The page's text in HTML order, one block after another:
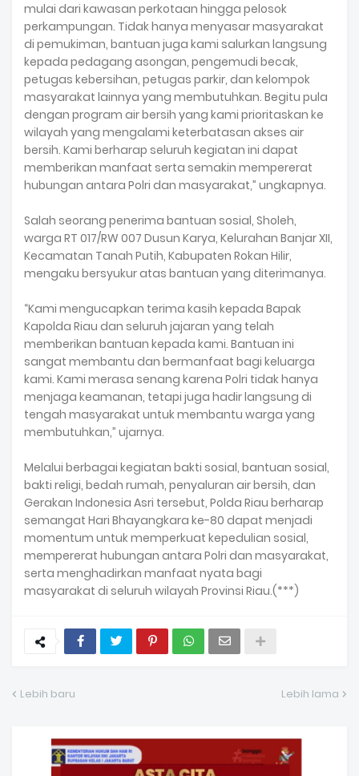
mulai dari kawasan perkotaan hingga pelosok
perkampungan. Tidak hanya menyasar masyarakat
di pemukiman, bantuan juga kami salurkan langsung
kepada pedagang asongan, pengemudi becak,
petugas kebersihan, petugas parkir, dan kelompok
masyarakat lainnya yang membutuhkan. Begitu pula
dengan program air bersih yang kami prioritaskan ke
wilayah yang mengalami keterbatasan akses air
bersih. Kami berharap seluruh kegiatan ini dapat
memberikan manfaat serta semakin mempererat
hubungan antara Polri dan masyarakat,” ungkapnya.
Salah seorang penerima bantuan sosial, Sholeh,
warga RT 017/RW 007 Dusun Karya, Kelurahan Banjar XII,
Kecamatan Tanah Putih, Kabupaten Rokan Hilir,
mengaku bersyukur atas bantuan yang diterimanya.
“Kami mengucapkan terima kasih kepada Bapak
Kapolda Riau dan seluruh jajaran yang telah
memberikan bantuan kepada kami. Bantuan ini
sangat membantu dan bermanfaat bagi keluarga
kami. Kami merasa senang karena Polri tidak hanya
menjaga keamanan, tetapi juga hadir langsung di
tengah masyarakat untuk membantu warga yang
membutuhkan,” ujarnya.
Melalui berbagai kegiatan bakti sosial, bantuan sosial,
bakti religi, bedah rumah, penyaluran air bersih, dan
Gerakan Indonesia Asri tersebut, Polda Riau berharap
semangat Hari Bhayangkara ke-80 dapat menjadi
momentum untuk memperkuat kepedulian sosial,
mempererat hubungan antara Polri dan masyarakat,
serta menghadirkan manfaat nyata bagi
masyarakat di seluruh wilayah Provinsi Riau.(***)
Lebih baru Lebih lama